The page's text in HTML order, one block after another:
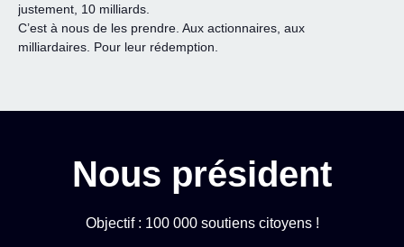
justement, 10 milliards.
C’est à nous de les prendre. Aux actionnaires, aux
milliardaires. Pour leur rédemption.
Nous président
Objectif : 100 000 soutiens citoyens !